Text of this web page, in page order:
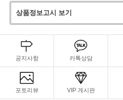
상품정보고시 보기
공지사항 카톡상담
포토리뷰 VIP 게시판